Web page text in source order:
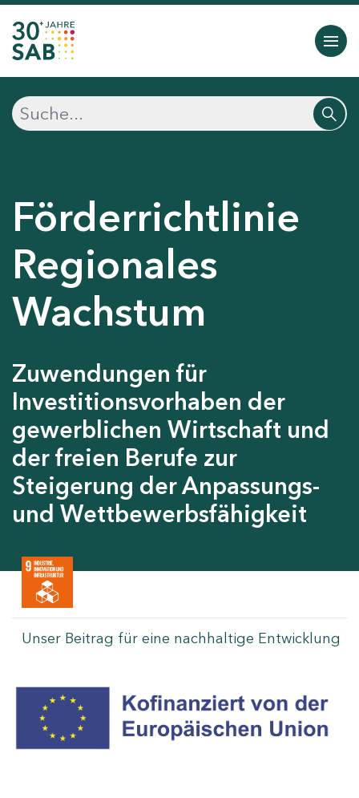
Förderrichtlinie
Regionales
Wachstum
Zuwendungen für
Investitionsvorhaben der
gewerblichen Wirtschaft und
der freien Berufe zur
Steigerung der Anpassungs-
und Wettbewerbsfähigkeit
Unser Beitrag für eine nachhaltige Entwicklung